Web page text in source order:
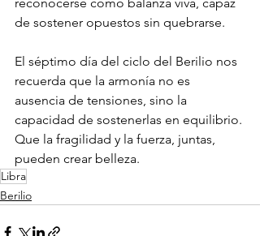
de sostener opuestos sin quebrarse.
El séptimo día del ciclo del Berilio nos
recuerda que la armonía no es
ausencia de tensiones, sino la
capacidad de sostenerlas en equilibrio.
Que la fragilidad y la fuerza, juntas,
pueden crear belleza.
Libra
Berilio